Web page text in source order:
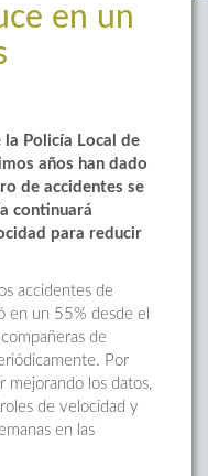
en un
la Policía Local de
años han dado
de accidentes se
continuará
para reducir
accidentes de
en un 55% desde el
de
Por
los datos,
de velocidad y
en las